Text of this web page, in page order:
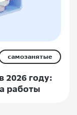
самозанятые
2026 году:
работы